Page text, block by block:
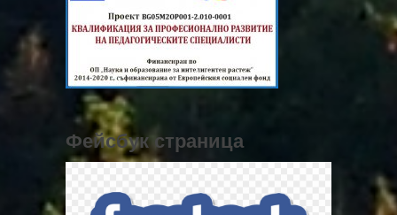
Фейсбук страница